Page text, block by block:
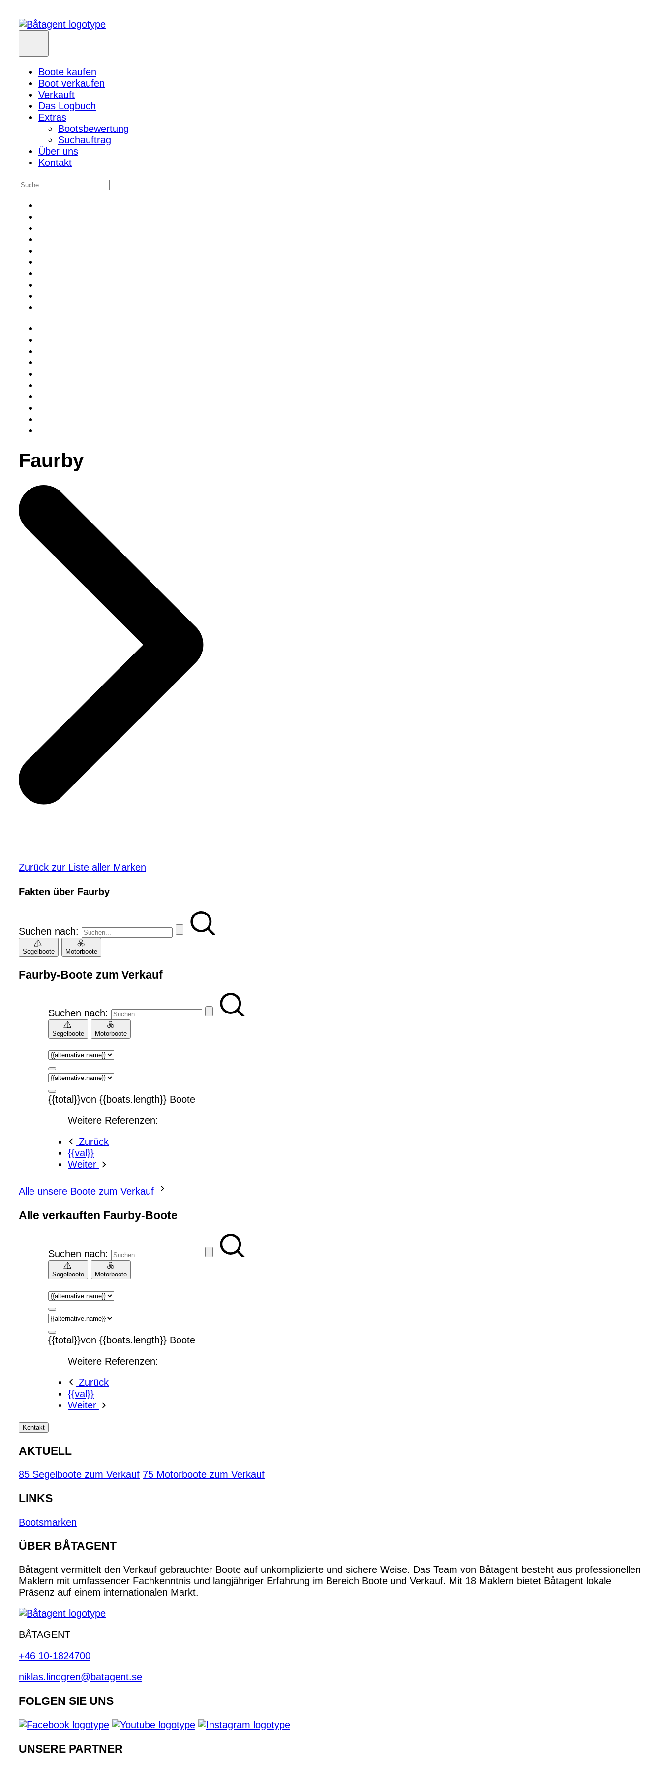
Boote kaufen
Boot verkaufen
Verkauft
Das Logbuch
Extras
Bootsbewertung
Suchauftrag
Über uns
Kontakt
Faurby
Zurück zur Liste aller Marken
Fakten über Faurby
Suchen nach:
Segelboote Motorboote
Faurby-Boote zum Verkauf
Suchen nach:
Segelboote Motorboote
{{total}}von {{boats.length}} Boote
Weitere Referenzen:
Zurück
{{val}}
Weiter
Alle unsere Boote zum Verkauf
Alle verkauften Faurby-Boote
Suchen nach:
Segelboote Motorboote
{{total}}von {{boats.length}} Boote
Weitere Referenzen:
Zurück
{{val}}
Weiter
Kontakt
AKTUELL
85 Segelboote zum Verkauf 75 Motorboote zum Verkauf
LINKS
Bootsmarken
ÜBER BÅTAGENT
Båtagent vermittelt den Verkauf gebrauchter Boote auf unkomplizierte und sichere Weise. Das Team von Båtagent besteht aus professionellen
Maklern mit umfassender Fachkenntnis und langjähriger Erfahrung im Bereich Boote und Verkauf. Mit 18 Maklern bietet Båtagent lokale
Präsenz auf einem internationalen Markt.
BÅTAGENT
+46 10-1824700
niklas.lindgren@batagent.se
FOLGEN SIE UNS
UNSERE PARTNER